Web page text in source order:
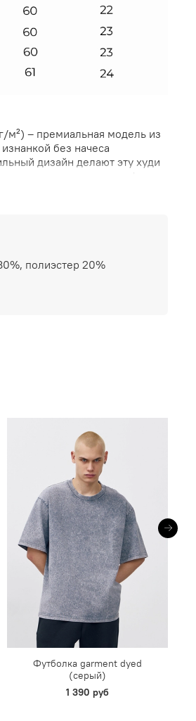
м²) – премиальная модель из
без начеса
дизайн делают эту худи
для тех, кто ценит комфорт и
полиэстер 20%
Футболка garment dyed
(серый)
1 390 руб